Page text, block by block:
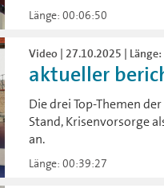
Länge: 00:06:50
Video | 27.10.2025 | Länge:
aktueller
Die drei Top-Themen
Stand, Krisenvorsorge
an.
Länge: 00:39:27